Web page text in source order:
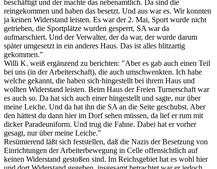
beschäftigt und der machte das nebenamtlich. Da sind die
reingekommen und haben das besetzt. Und aus war es. Wir konnten
ja keinen Widerstand leisten. Es war der 2. Mai, Sport wurde nicht
getrieben, die Sportplätze wurden gesperrt, SA war da
aufmarschiert. Und der Verwalter, der da war, der wurde darum
später umgesetzt in ein anderes Haus. Das ist alles blitzartig
gekommen."
Willi K. weiß ergänzend zu berichten: "Aber es gab auch einen Teil
bei uns (in der Arbeiterschaft), die auch umschwenkten. Ich habe
welche gekannt, die haben sich·hingestellt bei ihrem Haus und
wollten Widerstand leisten. Beim Haus der Freien Turnerschaft war
es auch so. Da hat sich auch einer hingestellt und sagte, nur über
meine Leiche. Und da hat ihn die SA an die Seite geschubst. Aber
den hättest du dann hier im Dorf sehen müssen, da lief er rum mit
dicker Paradeuniform. Und trug die Fahne. Dabei hat er vorher
gesagt, nur über meine Leiche."
Resümierend läßt sich feststellen, daß die Nazis der Besetzung von
Einrichtungen der Arbeiterbewegung in Celle offensichtlich auf
keinen Widerstand gestoßen sind. Im Reichsgebiet hat es wohl hier